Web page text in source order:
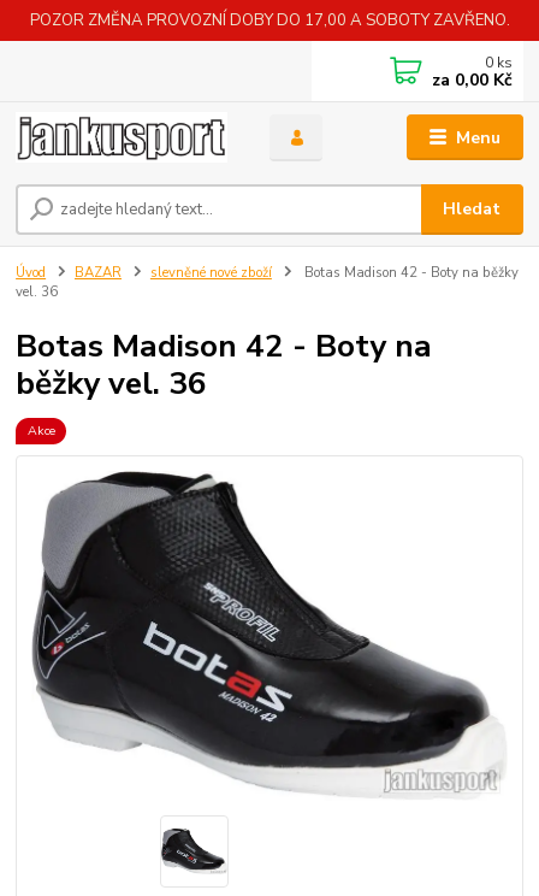
POZOR ZMĚNA PROVOZNÍ DOBY DO 17,00 A SOBOTY ZAVŘENO.
Menu
Hledat
0 ks
za 0,00 Kč
Úvod BAZAR slevněné nové zboží
Botas Madison 42 - Boty na běžky
vel. 36
Botas Madison 42 - Boty na
běžky vel. 36
Akce